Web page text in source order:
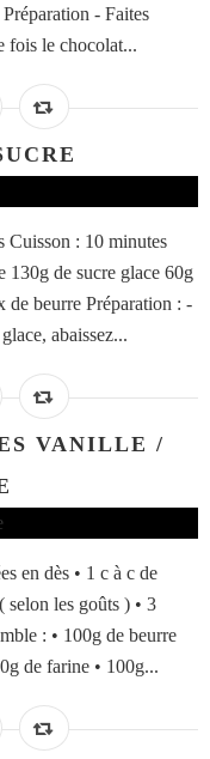
- Faites
fois le chocolat...
Cuisson : 10 minutes
130g de sucre glace 60g
de beurre Préparation : -
abaissez...
VANILLE /
en dès • 1 c à c de
les goûts ) • 3
: • 100g de beurre
de farine • 100g...